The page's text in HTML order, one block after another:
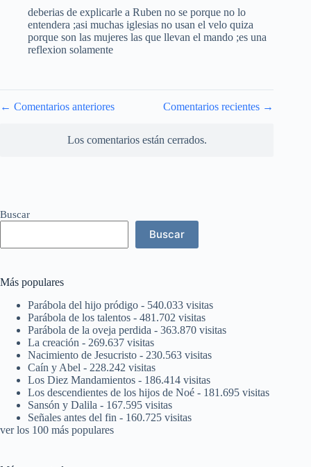
deberias de explicarle a Ruben no se porque no lo
entendera ;asi muchas iglesias no usan el velo quiza
porque son las mujeres las que llevan el mando ;es una
reflexion solamente
de
← Comentarios anteriores Comentarios recientes →
Los comentarios están cerrados.
Buscar
Buscar
Más populares
Parábola del hijo pródigo - 540.033 visitas
Parábola de los talentos - 481.702 visitas
Parábola de la oveja perdida - 363.870 visitas
La creación - 269.637 visitas
Nacimiento de Jesucristo - 230.563 visitas
Caín y Abel - 228.242 visitas
Los Diez Mandamientos - 186.414 visitas
Los descendientes de los hijos de Noé - 181.695 visitas
Sansón y Dalila - 167.595 visitas
Señales antes del fin - 160.725 visitas
ver los 100 más populares